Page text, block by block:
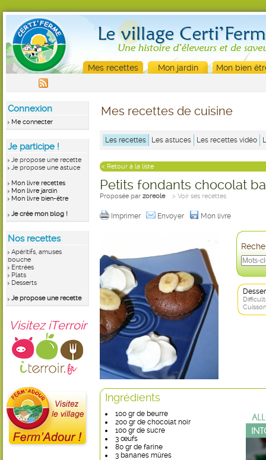
Mes recettes Mon jardin Mon bien
Connexion
Me connecter
Je participe !
Je propose une recette
Je propose une astuce
Mon livre recettes
Mon livre jardin
Mon livre bien-être
Je crée mon blog !
Nos recettes
Apéritifs, amuses
bouche
Entrées
Plats
Desserts
Je propose une recette
Visitez iTerroir
Mes recettes de cuisine
Les recettes Les astuces Les recettes vidéo
< Retour à la liste
Petits fondants chocolat
Proposée par zoreole > Voir ses recettes
Imprimer Envoyer Mon livre
Ingrédients
100 gr de beurre
200 gr de chocolat noir
100 gr de sucre
3 œufs
80 gr de farine
3 bananes mûres